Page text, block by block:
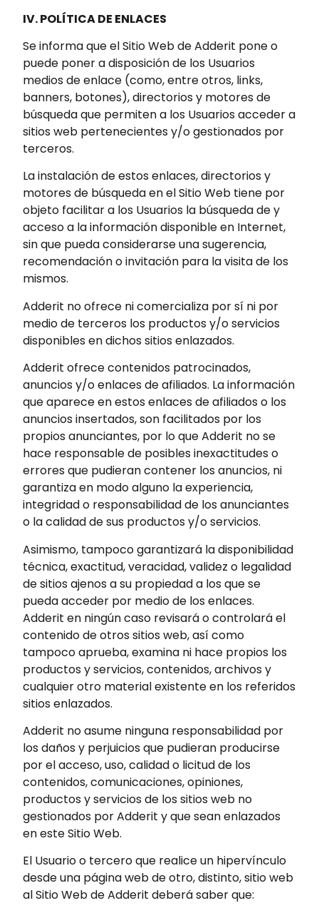
IV. POLÍTICA DE ENLACES
Se informa que el Sitio Web de Adderit pone o
puede poner a disposición de los Usuarios
medios de enlace (como, entre otros, links,
banners, botones), directorios y motores de
búsqueda que permiten a los Usuarios acceder a
sitios web pertenecientes y/o gestionados por
terceros.
La instalación de estos enlaces, directorios y
motores de búsqueda en el Sitio Web tiene por
objeto facilitar a los Usuarios la búsqueda de y
acceso a la información disponible en Internet,
sin que pueda considerarse una sugerencia,
recomendación o invitación para la visita de los
mismos.
Adderit no ofrece ni comercializa por sí ni por
medio de terceros los productos y/o servicios
disponibles en dichos sitios enlazados.
Adderit ofrece contenidos patrocinados,
anuncios y/o enlaces de afiliados. La información
que aparece en estos enlaces de afiliados o los
anuncios insertados, son facilitados por los
propios anunciantes, por lo que Adderit no se
hace responsable de posibles inexactitudes o
errores que pudieran contener los anuncios, ni
garantiza en modo alguno la experiencia,
integridad o responsabilidad de los anunciantes
o la calidad de sus productos y/o servicios.
Asimismo, tampoco garantizará la disponibilidad
técnica, exactitud, veracidad, validez o legalidad
de sitios ajenos a su propiedad a los que se
pueda acceder por medio de los enlaces.
Adderit en ningún caso revisará o controlará el
contenido de otros sitios web, así como
tampoco aprueba, examina ni hace propios los
productos y servicios, contenidos, archivos y
cualquier otro material existente en los referidos
sitios enlazados.
Adderit no asume ninguna responsabilidad por
los daños y perjuicios que pudieran producirse
por el acceso, uso, calidad o licitud de los
contenidos, comunicaciones, opiniones,
productos y servicios de los sitios web no
gestionados por Adderit y que sean enlazados
en este Sitio Web.
El Usuario o tercero que realice un hipervínculo
desde una página web de otro, distinto, sitio web
al Sitio Web de Adderit deberá saber que: